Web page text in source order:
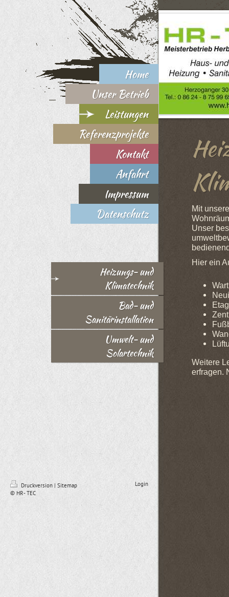
Home
Unser Betrieb
Leistungen
Referenzprojekte
Kontakt
Anfahrt
Impressum
Datenschutz
Heizungs- und
Klimatechnik
Bad- und
Sanitärinstallation
Umwelt- und
Solartechnik
Mit
Unser
Hier ein
Weitere
erfragen.
Druckversion | Sitemap
© HR- TEC
Login